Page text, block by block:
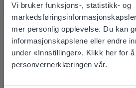
Vi bruker funksjons-, statistikk- og
mer personlig opplevelse. Du kan
informasjonskapslene eller endre
under «Innstillinger». Klikk her for
personvernerklæringen vår.
Oppdag
Mapa de assentos da
This website
your location
Based on your location, we
prefer to visit our English